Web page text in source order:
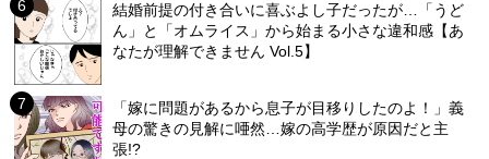
結婚前提の付き合いに喜ぶよし子だったが…「うど
ん」と「オムライス」から始まる小さな違和感【あ
なたが理解できません Vol.5】
「嫁に問題があるから息子が目移りしたのよ！」義
母の驚きの見解に唖然…嫁の高学歴が原因だと主
張!?